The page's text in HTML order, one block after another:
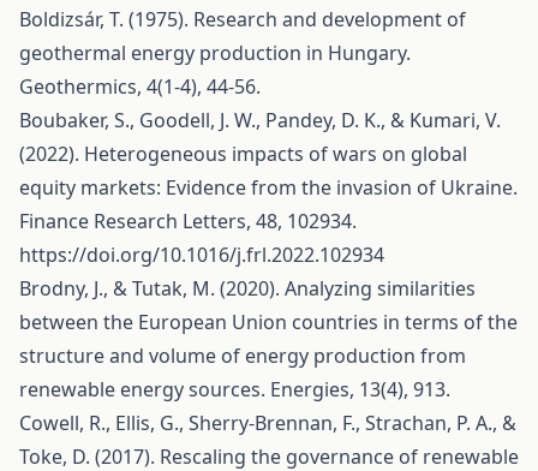
Boldizsár, T. (1975). Research and development of
geothermal energy production in Hungary.
Geothermics, 4(1-4), 44-56.
Boubaker, S., Goodell, J. W., Pandey, D. K., & Kumari, V.
(2022). Heterogeneous impacts of wars on global
equity markets: Evidence from the invasion of Ukraine.
Finance Research Letters, 48, 102934.
https://doi.org/10.1016/j.frl.2022.102934
Brodny, J., & Tutak, M. (2020). Analyzing similarities
between the European Union countries in terms of the
structure and volume of energy production from
renewable energy sources. Energies, 13(4), 913.
Cowell, R., Ellis, G., Sherry-Brennan, F., Strachan, P. A., &
Toke, D. (2017). Rescaling the governance of renewable